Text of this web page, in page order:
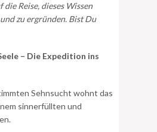
die Reise, dieses Wissen
zu ergründen. Bist Du
– Die Expedition ins
Sehnsucht wohnt das
sinnerfüllten und